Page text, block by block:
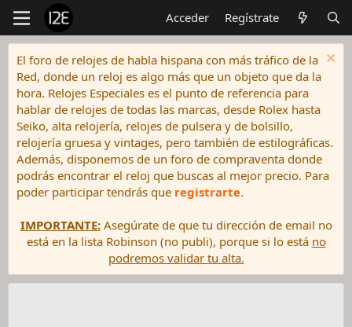
Acceder Regístrate
El foro de relojes de habla hispana con más tráfico de la
Red, donde un reloj es algo más que un objeto que da la
hora. Relojes Especiales es el punto de referencia para
hablar de relojes de todas las marcas, desde Rolex hasta
Seiko, alta relojería, relojes de pulsera y de bolsillo,
relojería gruesa y vintages, pero también de estilográficas.
Además, disponemos de un foro de compraventa donde
podrás encontrar el reloj que buscas al mejor precio. Para
poder participar tendrás que registrarte.
IMPORTANTE:Asegúrate de que tu dirección de email no
está en la lista Robinson (no publi), porque si lo está no
podremos validar tu alta.